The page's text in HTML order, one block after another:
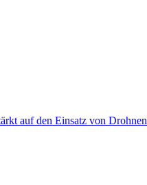
auf den Einsatz von Drohnen